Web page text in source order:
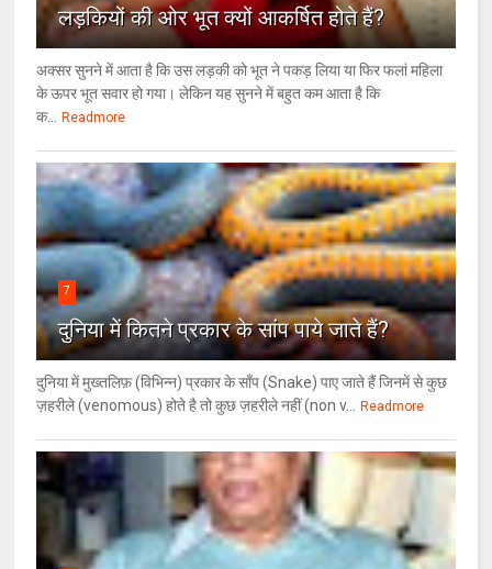
लड़कियों की ओर भूत क्‍यों आकर्षित होते हैं?
अक्सर सुनने में आता है कि उस लड़की को भूत ने पकड़ लिया या फिर फलां महिला
के ऊपर भूत सवार हो गया। लेकिन यह सुनने में बहुत कम आता है कि
क...
Readmore
7
दुनिया में कितने प्रकार के सांप पाये जाते हैं?
दुनिया में मुख्तलिफ़ (विभिन्न) प्रकार के साँप (Snake) पाए जाते हैं जिनमें से कुछ
ज़हरीले (venomous) होते है तो कुछ ज़हरीले नहीं (non v...
Readmore